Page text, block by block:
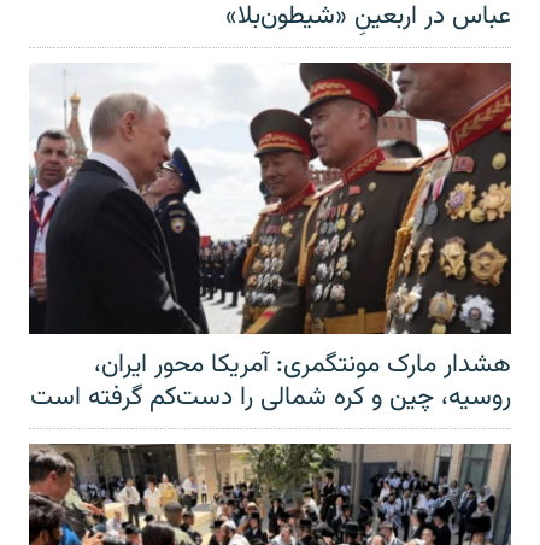
عباس در اربعینِ «شیطون‌بلا»
هشدار مارک مونتگمری: آمریکا محور ایران،
روسیه، چین و کره شمالی را دست‌کم گرفته است